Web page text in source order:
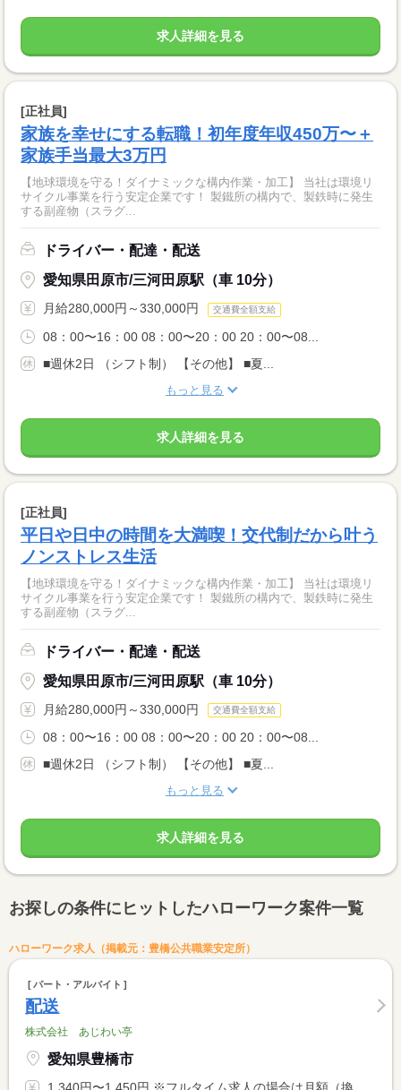
求人詳細を見る
[正社員]
家族を幸せにする転職！初年度年収450万〜＋
家族手当最大3万円
【地球環境を守る！ダイナミックな構内作業・加工】 当社は環境リ
サイクル事業を行う安定企業です！ 製鐵所の構内で、製鉄時に発生
する副産物（スラグ...
ドライバー・配達・配送
愛知県田原市/三河田原駅（車 10分）
月給280,000円～330,000円 交通費全額支給
08：00〜16：00 08：00〜20：00 20：00〜08...
■週休2日 （シフト制） 【その他】 ■夏...
もっと見る
求人詳細を見る
[正社員]
平日や日中の時間を大満喫！交代制だから叶う
ノンストレス生活
【地球環境を守る！ダイナミックな構内作業・加工】 当社は環境リ
サイクル事業を行う安定企業です！ 製鐵所の構内で、製鉄時に発生
する副産物（スラグ...
ドライバー・配達・配送
愛知県田原市/三河田原駅（車 10分）
月給280,000円～330,000円 交通費全額支給
08：00〜16：00 08：00〜20：00 20：00〜08...
■週休2日 （シフト制） 【その他】 ■夏...
もっと見る
求人詳細を見る
お探しの条件にヒットしたハローワーク案件一覧
ハローワーク求人（掲載元：豊橋公共職業安定所）
パート・アルバイト
配送
株式会社 あじわい亭
愛知県豊橋市